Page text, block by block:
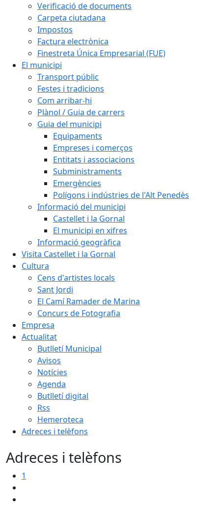
Verificació de documents
Carpeta ciutadana
Impostos
Factura electrònica
Finestreta Única Empresarial (FUE)
El municipi
Transport públic
Festes i tradicions
Com arribar-hi
Plànol / Guia de carrers
Guia del municipi
Equipaments
Empreses i comerços
Entitats i associacions
Subministraments
Emergències
Polígons i indústries de l'Alt Penedès
Informació del municipi
Castellet i la Gornal
El municipi en xifres
Informació geogràfica
Visita Castellet i la Gornal
Cultura
Cens d'artistes locals
Sant Jordi
El Camí Ramader de Marina
Concurs de Fotografia
Empresa
Actualitat
Butlletí Municipal
Avisos
Notícies
Agenda
Butlletí digital
Rss
Hemeroteca
Adreces i telèfons
Adreces i telèfons
1